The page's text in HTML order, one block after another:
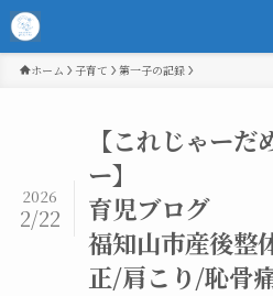
ホーム 子育て 第一子の記録
【これじゃーだ
ー】
育児ブログ
福知山市産後整
正/肩こり/恥骨
2026
2/22